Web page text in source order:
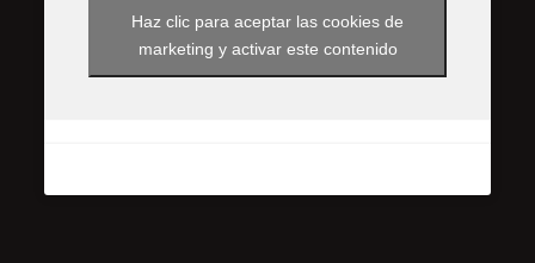
Haz clic para aceptar las cookies de
marketing y activar este contenido